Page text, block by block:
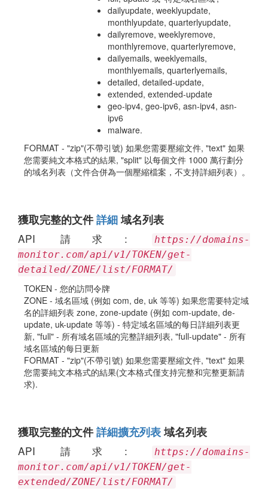
dailyupdate, weeklyupdate,
monthlyupdate, quarterlyupdate,
dailyremove, weeklyremove,
monthlyremove, quarterlyremove,
dailyemails, weeklyemails,
monthlyemails, quarterlyemails,
detailed, detailed-update,
extended, extended-update
geo-ipv4, geo-ipv6, asn-ipv4, asn-
ipv6
malware.
FORMAT - "zip"(不帶引號) 如果您需要壓縮文件, "text" 如果
您需要純文本格式的結果, "split" 以每個文件 1000 萬行劃分
的域名列表（文件合併為一個壓縮檔案，不支持詳細列表）。
獲取完整的文件詳細域名列表
API 請求:
https://domains-
monitor.com/api/v1/TOKEN/get-
detailed/ZONE/list/FORMAT/
TOKEN - 您的訪問令牌
ZONE - 域名區域 (例如 com, de, uk 等等) 如果您需要特定域
名的詳細列表 zone, zone-update (例如 com-update, de-
update, uk-update 等等) - 特定域名區域的每日詳細列表更
新, "full" - 所有域名區域的完整詳細列表, "full-update" - 所有
域名區域的每日更新
FORMAT - "zip"(不帶引號) 如果您需要壓縮文件, "text" 如果
您需要純文本格式的結果(文本格式僅支持完整和完整更新請
求).
獲取完整的文件詳細擴充列表域名列表
API 請求:
https://domains-
monitor.com/api/v1/TOKEN/get-
extended/ZONE/list/FORMAT/